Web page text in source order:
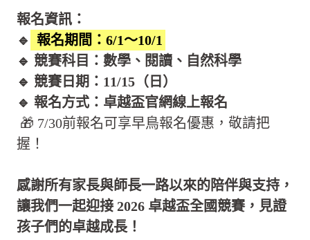
報名資訊：
🔹
報名期間：6/1～10/1
🔹 競賽科目：數學、閱讀、自然科學
🔹 競賽日期：11/15（日）
🔹 報名方式：卓越盃官網線上報名
🎁 7/30前報名可享早鳥報名優惠，敬請把
握！
感謝所有家長與師長一路以來的陪伴與支持，
讓我們一起迎接 2026 卓越盃全國競賽，見證
孩子們的卓越成長！